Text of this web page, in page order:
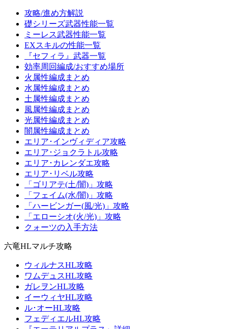
攻略/進め方解説
礎シリーズ武器性能一覧
ミーレス武器性能一覧
EXスキルの性能一覧
『セフィラ』武器一覧
効率周回編成/おすすめ場所
火属性編成まとめ
水属性編成まとめ
土属性編成まとめ
風属性編成まとめ
光属性編成まとめ
闇属性編成まとめ
エリア･インヴィディア攻略
エリア･ジョクラトル攻略
エリア･カレンダエ攻略
エリア･リベル攻略
「ゴリアテ(土/闇)」攻略
「フェイム(水/闇)」攻略
「ハービンガー(風/光)」攻略
「エローシオ(火/光)」攻略
クォーツの入手方法
六竜HLマルチ攻略
ウィルナスHL攻略
ワムデュスHL攻略
ガレヲンHL攻略
イーウィヤHL攻略
ル･オーHL攻略
フェディエルHL攻略